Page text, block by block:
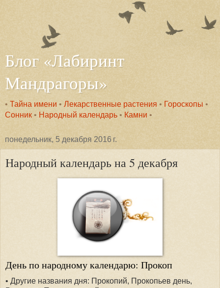
Блог «Лабиринт
Мандрагоры»
• Тайна имени • Лекарственные растения • Гороскопы •
Сонник • Народный календарь • Камни •
понедельник, 5 декабря 2016 г.
Народный календарь на 5 декабря
День по народному календарю: Прокоп
• Другие названия дня: Прокопий, Прокопьев день,